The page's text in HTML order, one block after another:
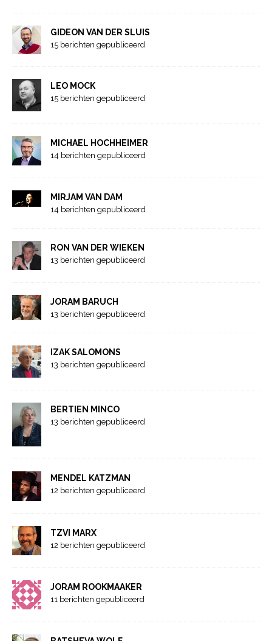
GIDEON VAN DER SLUIS
15 berichten gepubliceerd
LEO MOCK
15 berichten gepubliceerd
MICHAEL HOCHHEIMER
14 berichten gepubliceerd
MIRJAM VAN DAM
14 berichten gepubliceerd
RON VAN DER WIEKEN
13 berichten gepubliceerd
JORAM BARUCH
13 berichten gepubliceerd
IZAK SALOMONS
13 berichten gepubliceerd
BERTIEN MINCO
13 berichten gepubliceerd
MENDEL KATZMAN
12 berichten gepubliceerd
TZVI MARX
12 berichten gepubliceerd
JORAM ROOKMAAKER
11 berichten gepubliceerd